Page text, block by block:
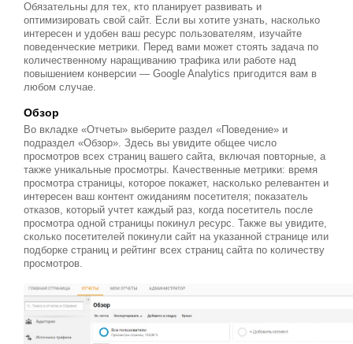
Обязательны для тех, кто планирует развивать и
оптимизировать свой сайт. Если вы хотите узнать, насколько
интересен и удобен ваш ресурс пользователям, изучайте
поведенческие метрики. Перед вами может стоять задача по
количественному наращиванию трафика или работе над
повышением конверсии — Google Analytics пригодится вам в
любом случае.
Обзор
Во вкладке «Отчеты» выберите раздел «Поведение» и
подраздел «Обзор». Здесь вы увидите общее число
просмотров всех страниц вашего сайта, включая повторные, а
также уникальные просмотры. Качественные метрики: время
просмотра страницы, которое покажет, насколько релевантен и
интересен ваш контент ожиданиям посетителя; показатель
отказов, который учтет каждый раз, когда посетитель после
просмотра одной страницы покинул ресурс. Также вы увидите,
сколько посетителей покинули сайт на указанной странице или
подборке страниц и рейтинг всех страниц сайта по количеству
просмотров.